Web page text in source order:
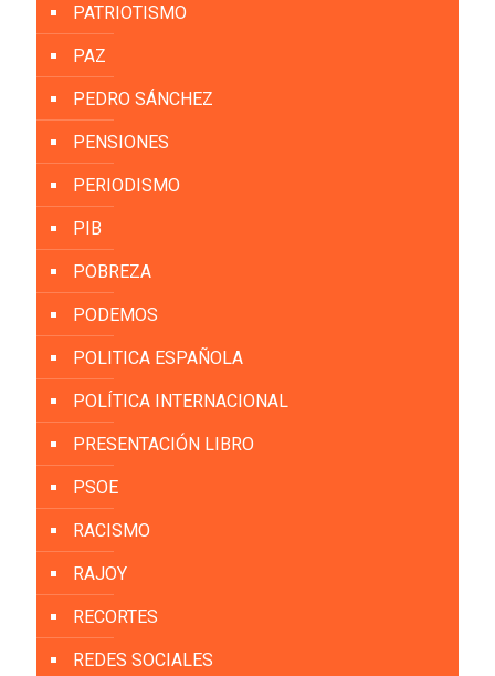
PATRIOTISMO
PAZ
PEDRO SÁNCHEZ
PENSIONES
PERIODISMO
PIB
POBREZA
PODEMOS
POLITICA ESPAÑOLA
POLÍTICA INTERNACIONAL
PRESENTACIÓN LIBRO
PSOE
RACISMO
RAJOY
RECORTES
REDES SOCIALES